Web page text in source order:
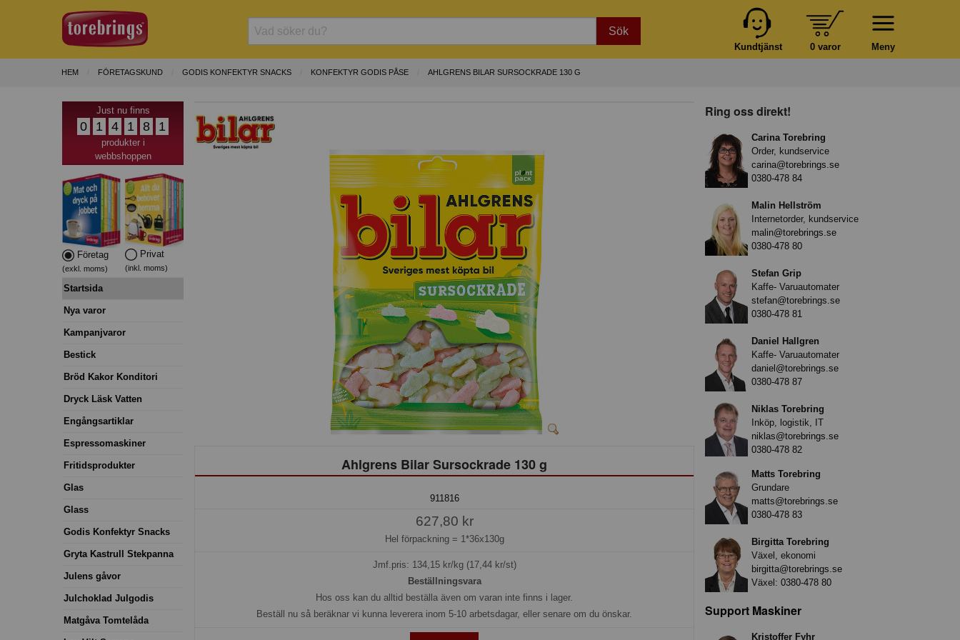
Sök
Meny
0 varor
Kundtjänst
HEM FÖRETAGSKUND GODIS KONFEKTYR SNACKS KONFEKTYR GODIS PÅSE AHLGRENS BILAR SURSOCKRADE 130 G
Just nu finns
0 1 4 1 8 1
produkter i
webbshoppen
Företag
(exkl. moms)
Privat
(inkl. moms)
Startsida
Nya varor
Kampanjvaror
Bestick
Bröd Kakor Konditori
Dryck Läsk Vatten
Engångsartiklar
Espressomaskiner
Fritidsprodukter
Glas
Glass
Godis Konfektyr Snacks
Gryta Kastrull Stekpanna
Julens gåvor
Julchoklad Julgodis
Matgåva Tomtelåda
Ahlgrens Bilar Sursockrade 130 g
911816
627,80 kr
Hel förpackning = 1*36x130g
Jmf.pris: 134,15kr/kg (17,44 kr/st)
Beställningsvara
Hos oss kan du alltid beställa även om varan inte finns i lager.
Beställ nu så beräknar vi kunna leverera inom 5-10 arbetsdagar, eller senare om du önskar.
Ring oss direkt!
Carina Torebring
Order, kundservice
carina@torebrings.se
0380-478 84
Malin Hellström
Internetorder, kundservice
malin@torebrings.se
0380-478 80
Stefan Grip
Kaffe- Varuautomater
stefan@torebrings.se
0380-478 81
Daniel Hallgren
Kaffe- Varuautomater
daniel@torebrings.se
0380-478 87
Niklas Torebring
Inköp, logistik, IT
niklas@torebrings.se
0380-478 82
Matts Torebring
Grundare
matts@torebrings.se
0380-478 83
Birgitta Torebring
Växel, ekonomi
birgitta@torebrings.se
Växel: 0380-478 80
Support Maskiner
Kristoffer Fyhr